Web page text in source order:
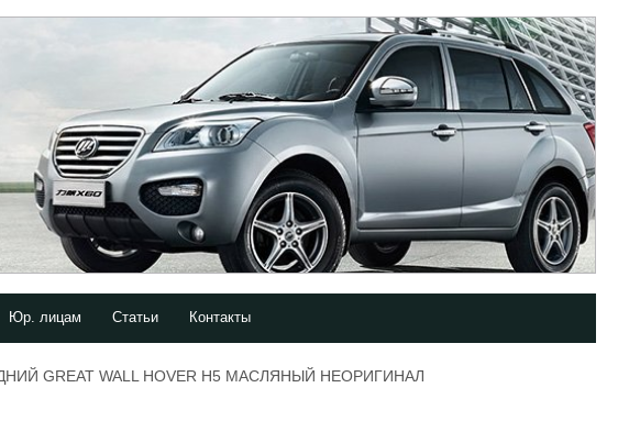
Юр. лицам Статьи Контакты
GREAT WALL HOVER H5 МАСЛЯНЫЙ НЕОРИГИНАЛ